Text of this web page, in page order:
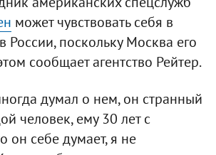
может чувствовать себя в
России, поскольку Москва его
сообщает агентство Рейтер.
думал о нем, он странный
человек, ему 30 лет с
он себе думает, я не